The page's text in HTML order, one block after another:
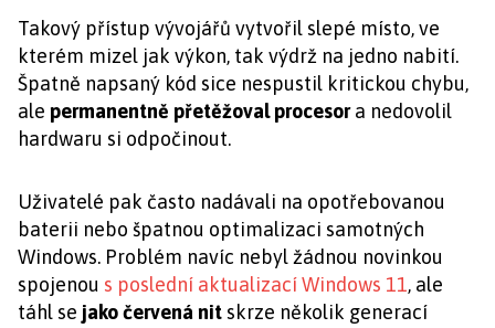
Takový přístup vývojářů vytvořil slepé místo, ve
kterém mizel jak výkon, tak výdrž na jedno nabití.
Špatně napsaný kód sice nespustil kritickou chybu,
ale permanentně přetěžoval procesora nedovolil
hardwaru si odpočinout.
Uživatelé pak často nadávali na opotřebovanou
baterii nebo špatnou optimalizaci samotných
Windows. Problém navíc nebyl žádnou novinkou
spojenou s poslední aktualizací Windows 11, ale
táhl se jako červená nitskrze několik generací